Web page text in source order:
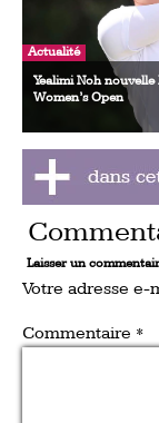
Actualité
Yealimi Noh nouvelle
Women’s Open
Laisser un
Votre adresse e-
Commentaire *